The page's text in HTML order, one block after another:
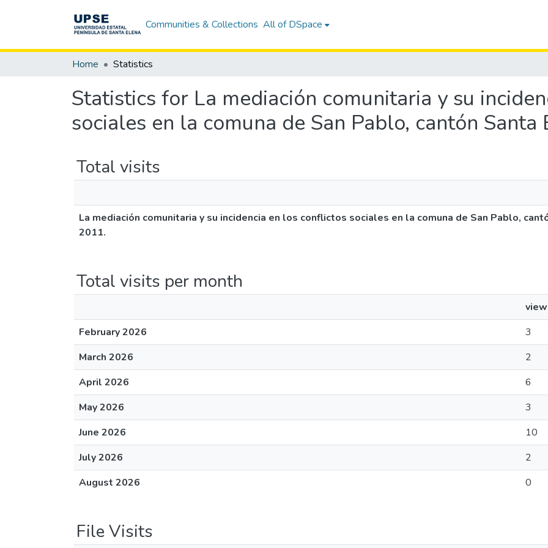
Communities & Collections All of DSpace
Home Statistics
Statistics for La mediación comunitaria y su
sociales en la comuna de San Pablo, cantón
Total visits
La mediación comunitaria y su incidencia en los conflictos sociales en la comuna de San Pablo,
2011.
Total visits per month
February 2026
3
March 2026
2
April 2026
6
May 2026
3
June 2026
10
July 2026
2
August 2026
0
File Visits